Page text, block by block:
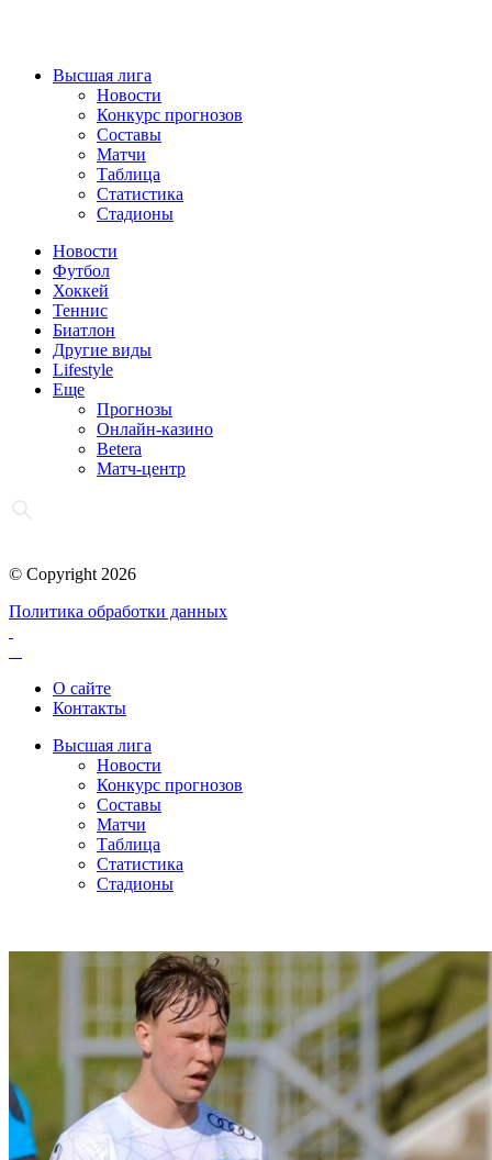
Высшая лига
Новости
Конкурс прогнозов
Составы
Матчи
Таблица
Статистика
Стадионы
Новости
Футбол
Хоккей
Теннис
Биатлон
Другие виды
Lifestyle
Еще
Прогнозы
Онлайн-казино
Betera
Матч-центр
© Copyright 2026
Политика обработки данных
О сайте
Контакты
Высшая лига
Новости
Конкурс прогнозов
Составы
Матчи
Таблица
Статистика
Стадионы